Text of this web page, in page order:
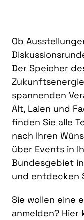
Ob
Der Speicher
spannenden
Alt, Laien und
finden Sie alle
nach Ihren
über Events in
Bundesgebiet
und entdecken
Sie wollen eine
anmelden? Hier